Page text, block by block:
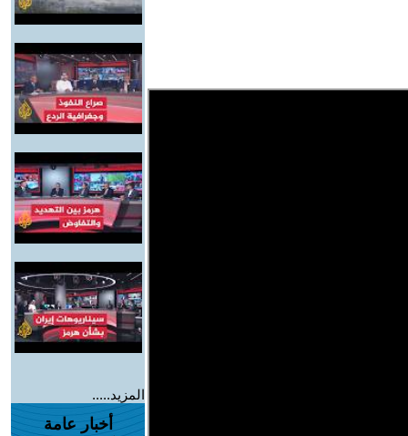
المزيد.....
أخبار عامة